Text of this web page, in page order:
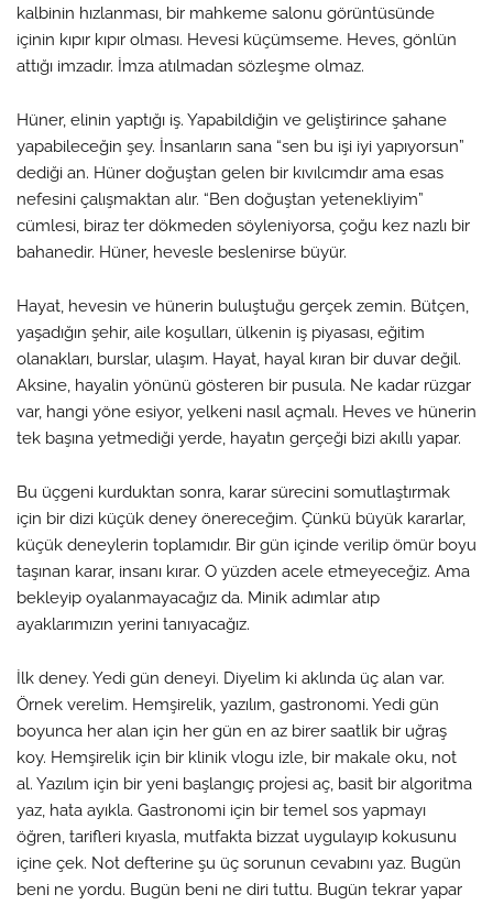
kalbinin hızlanması, bir mahkeme salonu görüntüsünde
içinin kıpır kıpır olması. Hevesi küçümseme. Heves, gönlün
attığı imzadır. İmza atılmadan sözleşme olmaz.
Hüner, elinin yaptığı iş. Yapabildiğin ve geliştirince şahane
yapabileceğin şey. İnsanların sana “sen bu işi iyi yapıyorsun”
dediği an. Hüner doğuştan gelen bir kıvılcımdır ama esas
nefesini çalışmaktan alır. “Ben doğuştan yetenekliyim”
cümlesi, biraz ter dökmeden söyleniyorsa, çoğu kez nazlı bir
bahanedir. Hüner, hevesle beslenirse büyür.
Hayat, hevesin ve hünerin buluştuğu gerçek zemin. Bütçen,
yaşadığın şehir, aile koşulları, ülkenin iş piyasası, eğitim
olanakları, burslar, ulaşım. Hayat, hayal kıran bir duvar değil.
Aksine, hayalin yönünü gösteren bir pusula. Ne kadar rüzgar
var, hangi yöne esiyor, yelkeni nasıl açmalı. Heves ve hünerin
tek başına yetmediği yerde, hayatın gerçeği bizi akıllı yapar.
Bu üçgeni kurduktan sonra, karar sürecini somutlaştırmak
için bir dizi küçük deney önereceğim. Çünkü büyük kararlar,
küçük deneylerin toplamıdır. Bir gün içinde verilip ömür boyu
taşınan karar, insanı kırar. O yüzden acele etmeyeceğiz. Ama
bekleyip oyalanmayacağız da. Minik adımlar atıp
ayaklarımızın yerini tanıyacağız.
İlk deney. Yedi gün deneyi. Diyelim ki aklında üç alan var.
Örnek verelim. Hemşirelik, yazılım, gastronomi. Yedi gün
boyunca her alan için her gün en az birer saatlik bir uğraş
koy. Hemşirelik için bir klinik vlogu izle, bir makale oku, not
al. Yazılım için bir yeni başlangıç projesi aç, basit bir algoritma
yaz, hata ayıkla. Gastronomi için bir temel sos yapmayı
öğren, tarifleri kıyasla, mutfakta bizzat uygulayıp kokusunu
içine çek. Not defterine şu üç sorunun cevabını yaz. Bugün
beni ne yordu. Bugün beni ne diri tuttu. Bugün tekrar yapar